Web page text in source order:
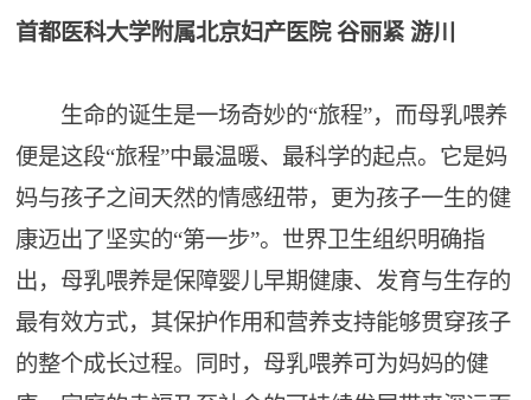
首都医科大学附属北京妇产医院 谷丽紧 游川
生命的诞生是一场奇妙的“旅程”，而母乳喂养
便是这段“旅程”中最温暖、最科学的起点。它是妈
妈与孩子之间天然的情感纽带，更为孩子一生的健
康迈出了坚实的“第一步”。世界卫生组织明确指
出，母乳喂养是保障婴儿早期健康、发育与生存的
最有效方式，其保护作用和营养支持能够贯穿孩子
的整个成长过程。同时，母乳喂养可为妈妈的健